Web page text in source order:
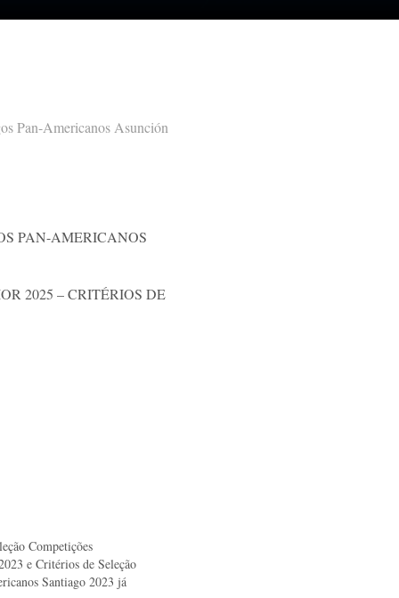
Pan-Americanos Asunción
PAN-AMERICANOS
2025 – CRITÉRIOS DE
Competições
e Critérios de Seleção
Santiago 2023 já